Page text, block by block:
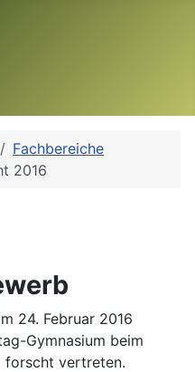
Fachbereiche
2016
24. Februar 2016
Gymnasium beim
forscht vertreten.